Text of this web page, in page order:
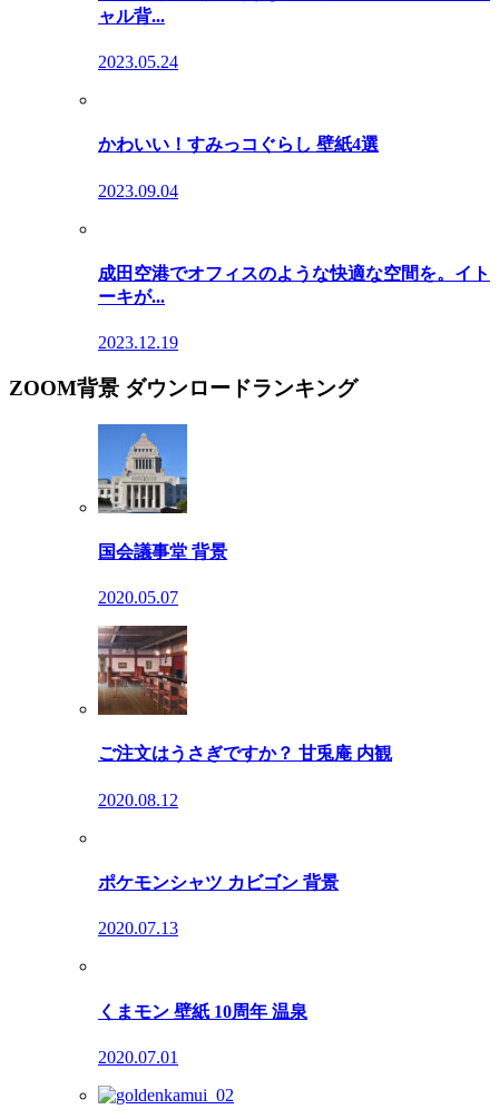
ャル背...
2023.05.24
かわいい！すみっコぐらし 壁紙4選
2023.09.04
成田空港でオフィスのような快適な空間を。イト
ーキが...
2023.12.19
ZOOM背景 ダウンロードランキング
国会議事堂 背景
2020.05.07
ご注文はうさぎですか？ 甘兎庵 内観
2020.08.12
ポケモンシャツ カビゴン 背景
2020.07.13
くまモン 壁紙 10周年 温泉
2020.07.01